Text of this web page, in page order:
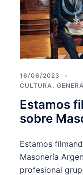
16/06/2023
CULTURA
Estamos
sobre
Estamos
Masonería
profesional